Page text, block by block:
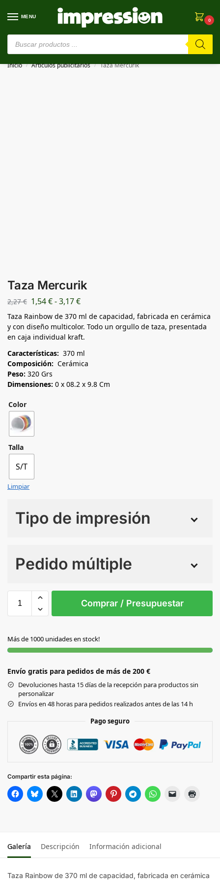
MENU
0
⚠️ Estamos en pruebas. Si algo falla, ¡Perdón!⚠️
Inicio / Artículos publicitarios / Taza Mercurik
Taza Mercurik
2,27€ 1,54€-3,17€
Taza Rainbow de 370 ml de capacidad, fabricada en cerámica
y con diseño multicolor. Todo un orgullo de taza, presentada
en caja individual kraft.
Características: 370 ml
Composición: Cerámica
Peso: 320 Grs
Dimensiones: 0 x 08.2 x 9.8 Cm
Color
Talla
S/T
Limpiar
Tipo de impresión
Pedido múltiple
Comprar / Presupuestar
Más de 1000 unidades en stock!
Envío gratis para pedidos de más de 200 €
Devoluciones hasta 15 días de la recepción para productos sin
personalizar
Envíos en 48 horas para pedidos realizados antes de las 14 h
Pago seguro
Compartir esta página:
Galería Descripción Información adicional
Taza Rainbow de 370 ml de capacidad, fabricada en cerámica